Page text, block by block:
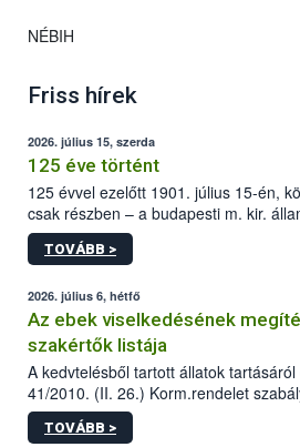
NÉBIH
Friss hírek
2026. július 15, szerda
125 éve történt
125 évvel ezelőtt 1901. július 15-én,
csak részben – a budapesti m. kir.
állomás a Kis Rókus utca 15. szám
tervezett új épületébe.
TOVÁBB >
2026. július 6, hétfő
Az ebek viselkedésének
szakértők listája
A kedvtelésből tartott állatok
41/2010. (II. 26.) Korm.rendelet
sérülés, illetve ennek veszélye
hatósági feladatokat, valamint a
TOVÁBB >